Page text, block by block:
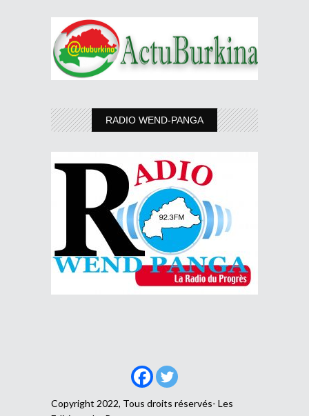
RADIO WEND-PANGA
Copyright 2022, Tous droits réservés- Les